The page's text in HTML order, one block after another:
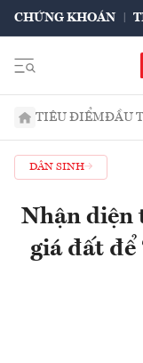
CHỨNG KHOÁN
TIÊU ĐIỂMĐẦU
DÂN SINH
Nhận diện
giá đất để